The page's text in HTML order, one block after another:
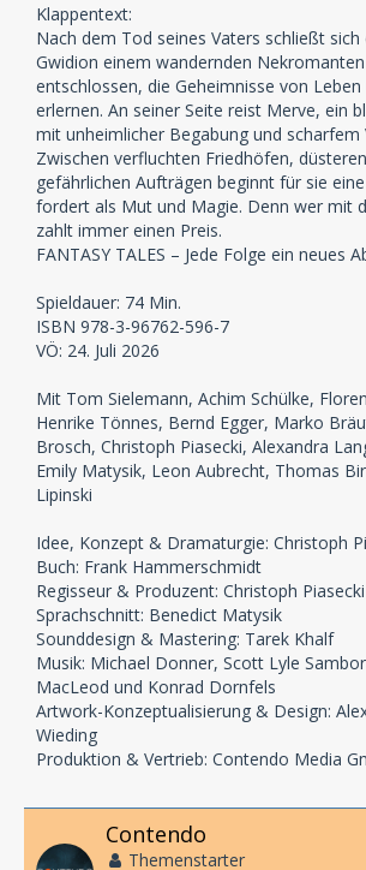
Klappentext:
Nach dem Tod seines Vaters schließt sich
Gwidion einem wandernden
entschlossen, die Geheimnisse von
erlernen. An seiner Seite reist Merve, ein
mit unheimlicher Begabung und scharfem
Zwischen verfluchten Friedhöfen,
gefährlichen Aufträgen beginnt für sie
fordert als Mut und Magie. Denn wer mit
zahlt immer einen Preis.
FANTASY TALES – Jede Folge ein neues
Spieldauer: 74 Min.
ISBN 978-3-96762-596-7
VÖ: 24. Juli 2026
Mit Tom Sielemann, Achim Schülke,
Henrike Tönnes, Bernd Egger, Marko
Brosch, Christoph Piasecki, Alexandra
Emily Matysik, Leon Aubrecht, Thomas
Lipinski
Idee, Konzept & Dramaturgie: Christoph
Buch: Frank Hammerschmidt
Regisseur & Produzent: Christoph Piasecki
Sprachschnitt: Benedict Matysik
Sounddesign & Mastering: Tarek Khalf
Musik: Michael Donner, Scott Lyle
MacLeod und Konrad Dornfels
Artwork-Konzeptualisierung & Design:
Wieding
Produktion & Vertrieb: Contendo Media
Contendo
Themenstarter